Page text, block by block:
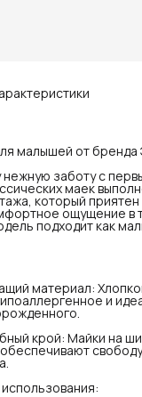
малышей от бренда
заботу с
маек
который приятен
ощущение в
подходит как
материал:
и
крой: Майки на